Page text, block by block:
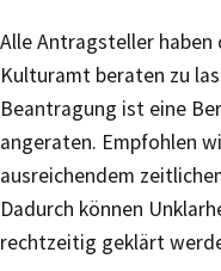
Alle Antragsteller haben
Kulturamt beraten zu
Beantragung ist eine
angeraten. Empfohlen
ausreichendem
Dadurch können
rechtzeitig geklärt